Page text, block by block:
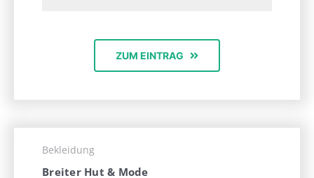
ZUM EINTRAG
Bekleidung
Breiter Hut & Mode